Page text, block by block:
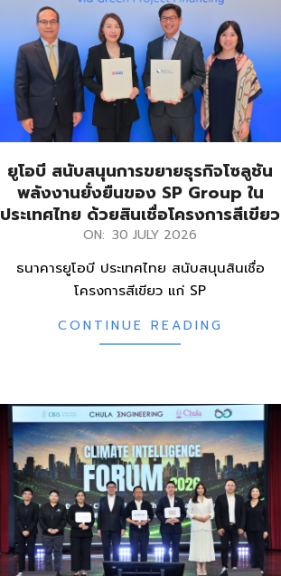
ยูโอบี สนับสนุนการขยายธุรกิจโซลูชัน
พลังงานยั่งยืนของ SP Group ใน
ประเทศไทย ด้วยสินเชื่อโครงการสีเขียว
ON: 30 JULY 2026
ธนาคารยูโอบี ประเทศไทย สนับสนุนสินเชื่อ
โครงการสีเขียว แก่ SP
CONTINUE READING